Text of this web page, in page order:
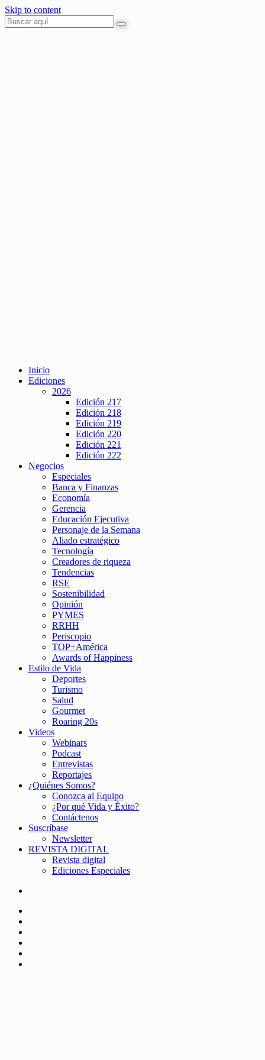
Skip to content
Inicio
Ediciones
2026
Edición 217
Edición 218
Edición 219
Edición 220
Edición 221
Edición 222
Negocios
Especiales
Banca y Finanzas
Economía
Gerencia
Educación Ejecutiva
Personaje de la Semana
Aliado estratégico
Tecnología
Creadores de riqueza
Tendencias
RSE
Sostenibilidad
Opinión
PYMES
RRHH
Periscopio
TOP+América
Awards of Happiness
Estilo de Vida
Deportes
Turismo
Salud
Gourmet
Roaring 20s
Videos
Webinars
Podcast
Entrevistas
Reportajes
¿Quiénes Somos?
Conozca al Equipo
¿Por qué Vida y Éxito?
Contáctenos
Suscríbase
Newsletter
REVISTA DIGITAL
Revista digital
Ediciones Especiales